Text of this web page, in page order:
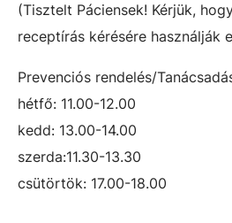
(Tisztelt Páciensek! Kérjük,
receptírás kérésére használják
Prevenciós rendelés/
hétfő: 11.00-12.00
kedd: 13.00-14.00
szerda:11.30-13.30
csütörtök: 17.00-18.00